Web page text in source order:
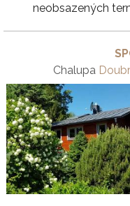
neobsazených
Chalupa